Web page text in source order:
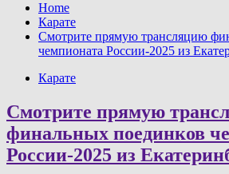
Home
Карате
Смотрите прямую трансляцию
чемпионата России-2025 из
Карате
Смотрите прямую
финальных поединков
России-2025 из